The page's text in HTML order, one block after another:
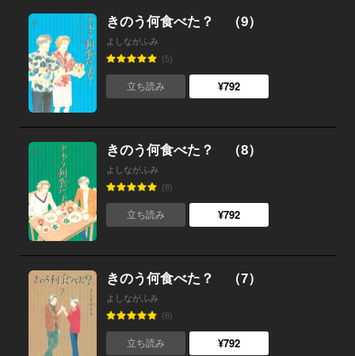
きのう何食べた？ （9）
よしながふみ
(5)
立ち読み ¥792
きのう何食べた？ （8）
よしながふみ
(8)
立ち読み ¥792
きのう何食べた？ （7）
よしながふみ
(8)
立ち読み ¥792